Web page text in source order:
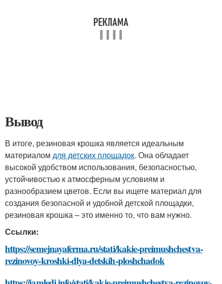
Вывод
В итоге, резиновая крошка является идеальным
материалом для детских площадок. Она обладает
высокой удобством использования, безопасностью,
устойчивостью к атмосферным условиям и
разнообразием цветов. Если вы ищете материал для
создания безопасной и удобной детской площадки,
резиновая крошка – это именно то, что вам нужно.
Ссылки:
https://semejnayaferma.ru/stati/kakie-preimushchestva-
rezinovoy-kroshki-dlya-detskih-ploshchadok